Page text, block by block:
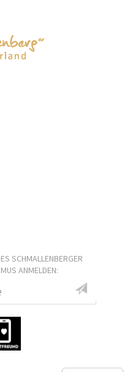
SCHMALLENBERGER
ANMELDEN: